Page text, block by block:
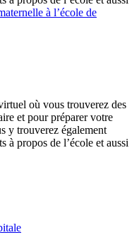
à l’école de
où vous trouverez des
et pour préparer votre
y trouverez également
à propos de l’école et aussi